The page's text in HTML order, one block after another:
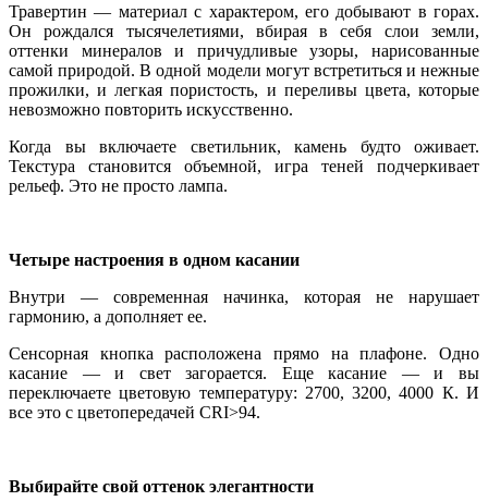
Травертин — материал с характером, его добывают в горах.
Он рождался тысячелетиями, вбирая в себя слои земли,
оттенки минералов и причудливые узоры, нарисованные
самой природой. В одной модели могут встретиться и нежные
прожилки, и легкая пористость, и переливы цвета, которые
невозможно повторить искусственно.
Когда вы включаете светильник, камень будто оживает.
Текстура становится объемной, игра теней подчеркивает
рельеф. Это не просто лампа.
Четыре настроения в одном касании
Внутри — современная начинка, которая не нарушает
гармонию, а дополняет ее.
Сенсорная кнопка расположена прямо на плафоне. Одно
касание — и свет загорается. Еще касание — и вы
переключаете цветовую температуру: 2700, 3200, 4000 К. И
все это с цветопередачей CRI>94.
Выбирайте свой оттенок элегантности